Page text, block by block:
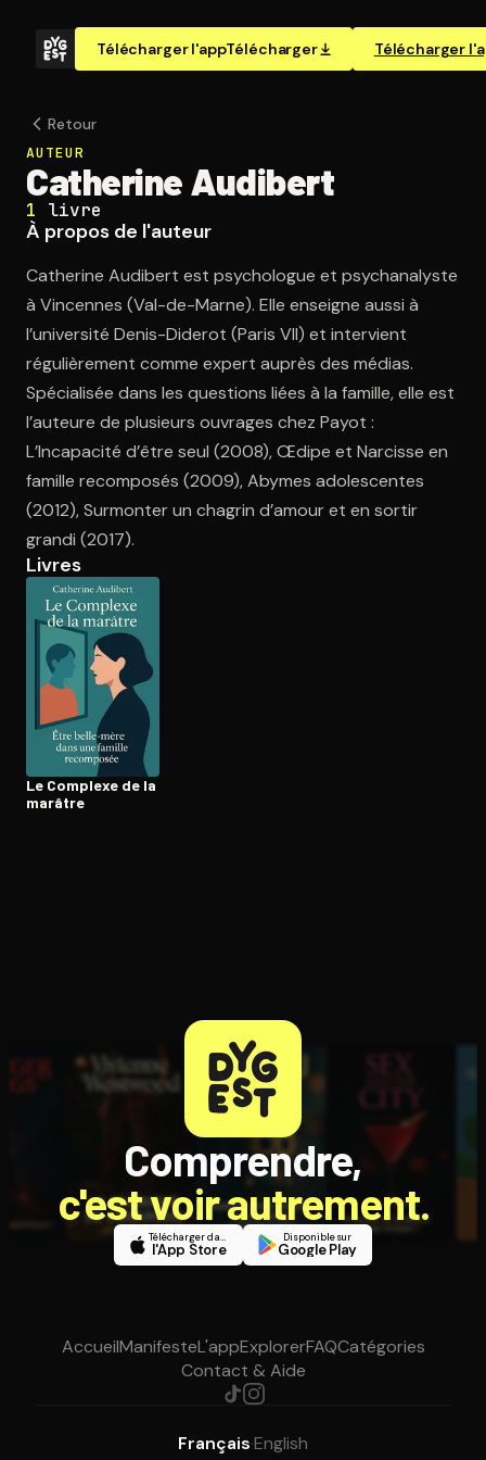
Télécharger l'appTélécharger Télécharger
Retour
AUTEUR
Catherine Audibert
1 livre
À propos de l'auteur
Catherine Audibert est psychologue et psychanalyste
à Vincennes (Val-de-Marne). Elle enseigne aussi à
l’université Denis-Diderot (Paris VII) et intervient
régulièrement comme expert auprès des médias.
Spécialisée dans les questions liées à la famille, elle est
l’auteure de plusieurs ouvrages chez Payot :
L’Incapacité d’être seul (2008), Œdipe et Narcisse en
famille recomposés (2009), Abymes adolescentes
(2012), Surmonter un chagrin d’amour et en sortir
grandi (2017).
Livres
Le Complexe de la
marâtre
Comprendre,
c'est voir autrement.
Télécharger dans
l'App Store
Disponible sur
Google Play
AccueilManifesteL'appExplorerFAQCatégories
Contact & Aide
Français·English